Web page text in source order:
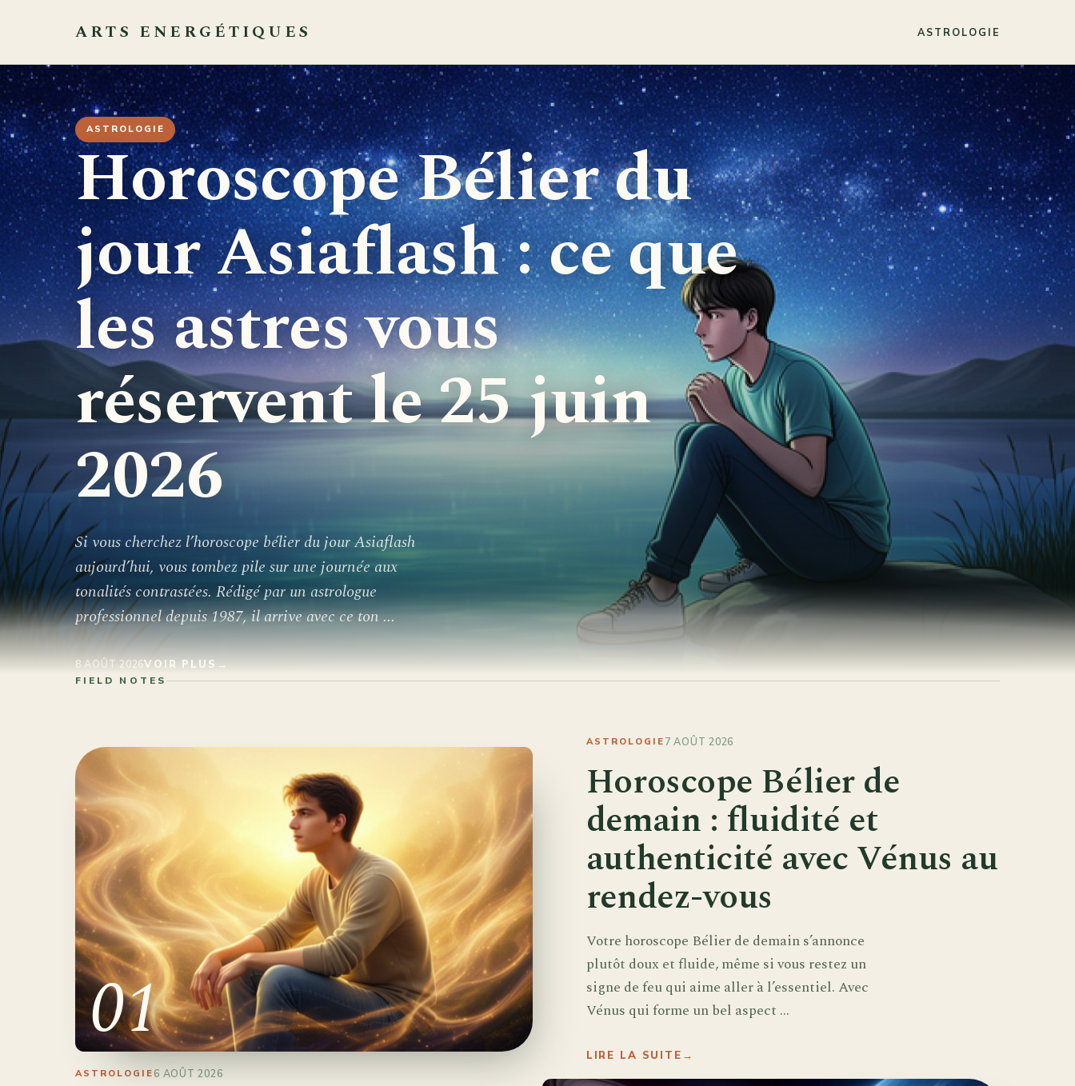
ARTS ENERGÉTIQUES ASTROLOGIE
ASTROLOGIE
Horoscope Bélier du
jour Asiaflash : ce que
les astres vous
réservent le 25 juin
2026
Si vous cherchez l’horoscope bélier du jour Asiaflash
aujourd’hui, vous tombez pile sur une journée aux
tonalités contrastées. Rédigé par un astrologue
professionnel depuis 1987, il arrive avec ce ton ...
8 AOÛT 2026VOIR PLUS →
FIELD NOTES
01
ASTROLOGIE 7 AOÛT 2026
Horoscope Bélier de
demain : fluidité et
authenticité avec Vénus au
rendez-vous
Votre horoscope Bélier de demain s’annonce
plutôt doux et fluide, même si vous restez un
signe de feu qui aime aller à l’essentiel. Avec
Vénus qui forme un bel aspect ...
LIRE LA SUITE →
ASTROLOGIE6 AOÛT 2026